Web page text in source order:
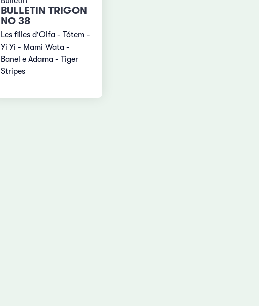
BULLETIN TRIGON
NO 38
Les filles d'Olfa - Tótem -
Yi Yi - Mami Wata -
Banel e Adama - Tiger
Stripes